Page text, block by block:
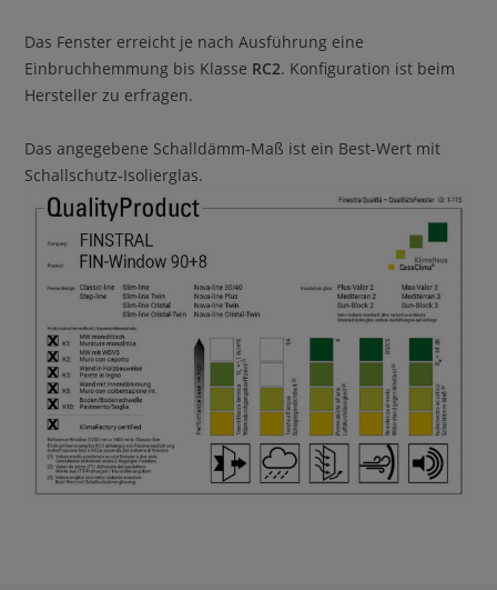
Das Fenster erreicht je nach Ausführung eine
Einbruchhemmung bis Klasse RC2. Konfiguration ist beim
Hersteller zu erfragen.
Das angegebene Schalldämm-Maß ist ein Best-Wert mit
Schallschutz-Isolierglas.